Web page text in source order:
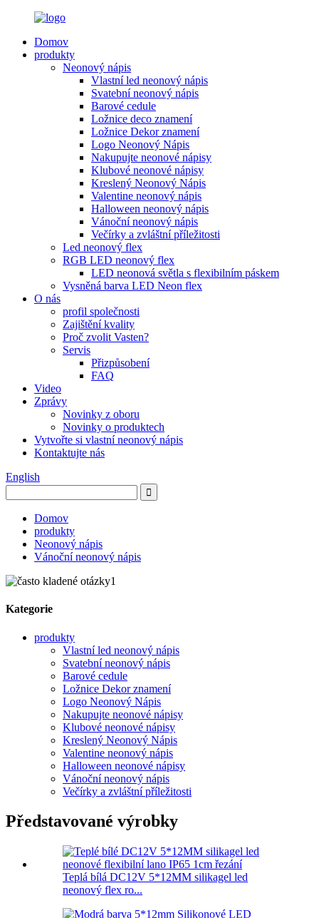
Domov
produkty
Neonový nápis
Vlastní led neonový nápis
Svatební neonový nápis
Barové cedule
Ložnice deco znamení
Ložnice Dekor znamení
Logo Neonový Nápis
Nakupujte neonové nápisy
Klubové neonové nápisy
Kreslený Neonový Nápis
Valentine neonový nápis
Halloween neonový nápis
Vánoční neonový nápis
Večírky a zvláštní příležitosti
Led neonový flex
RGB LED neonový flex
LED neonová světla s flexibilním páskem
Vysněná barva LED Neon flex
O nás
profil společnosti
Zajištění kvality
Proč zvolit Vasten?
Servis
Přizpůsobení
FAQ
Video
Zprávy
Novinky z oboru
Novinky o produktech
Vytvořte si vlastní neonový nápis
Kontaktujte nás
English
Domov
produkty
Neonový nápis
Vánoční neonový nápis
Kategorie
produkty
Vlastní led neonový nápis
Svatební neonový nápis
Barové cedule
Ložnice Dekor znamení
Logo Neonový Nápis
Nakupujte neonové nápisy
Klubové neonové nápisy
Kreslený Neonový Nápis
Valentine neonový nápis
Halloween neonové nápisy
Vánoční neonový nápis
Večírky a zvláštní příležitosti
Představované výrobky
Teplá bílá DC12V 5*12MM silikagel led
neonový flex ro...